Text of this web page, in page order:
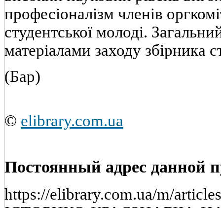
професіоналізм членів
студентської молоді.
матеріалами заходу збірника
(Бар)
© elibrary.com.ua
Постоянный адрес данной
https://elibrary.com.ua/m/